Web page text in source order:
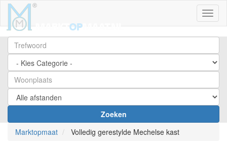
Zoeken
Marktopmaat
Volledig gerestylde Mechelse kast